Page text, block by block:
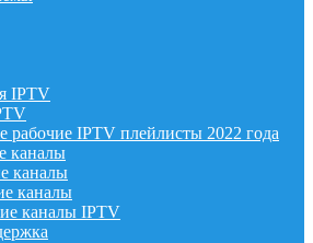
IPTV
рабочие IPTV плейлисты 2022 года
каналы
каналы
каналы
каналы IPTV